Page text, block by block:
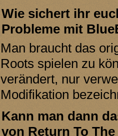
Wie sichert ihr
Probleme mit
Man braucht das
Roots spielen zu
verändert, nur
Modifikation
Kann man dann
von Return To